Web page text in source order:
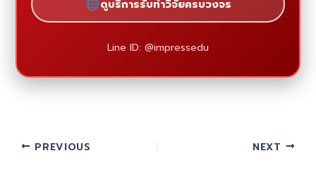
ดูบริการรับทำวิจัยครบวงจร
Line ID: @impressedu
PREVIOUS NEXT